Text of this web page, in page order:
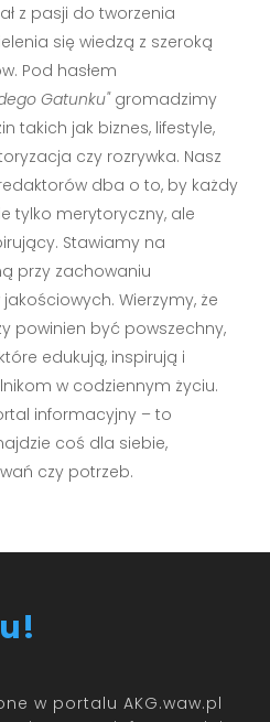
z pasji do tworzenia
się wiedzą z szeroką
Pod hasłem
Gatunku"gromadzimy
takich jak biznes, lifestyle,
czy rozrywka. Nasz
dba o to, by każdy
tylko merytoryczny, ale
Stawiamy na
przy zachowaniu
Wierzymy, że
powinien być powszechny,
edukują, inspirują i
w codziennym życiu.
informacyjny – to
coś dla siebie,
czy potrzeb.
w portalu AKG.waw.pl